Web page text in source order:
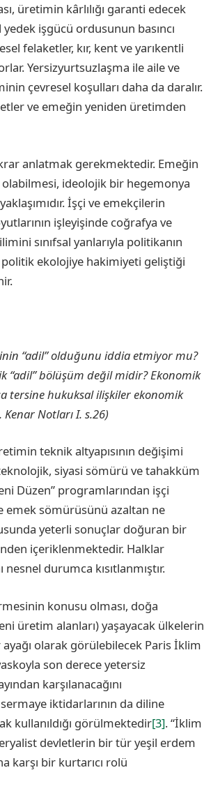
üretimin kârlılığı garanti edecek
işgücü ordusunun basıncı
felaketler, kır, kent ve yarıkentli
Yersizyurtsuzlaşma ile aile ve
çevresel koşulları daha da daralır.
ve emeğin yeniden üretimden
anlatmak gerekmektedir. Emeğin
olabilmesi, ideolojik bir hegemonya
İşçi ve emekçilerin
işleyişinde coğrafya ve
sınıfsal yanlarıyla politikanın
politik ekolojiye hakimiyeti geliştiği
“adil” olduğunu iddia etmiyor mu?
“adil” bölüşüm değil midir? Ekonomik
tersine hukuksal ilişkiler ekonomik
Notları I. s.26)
teknik altyapısının değişimi
siyasi sömürü ve tahakküm
Düzen” programlarından işçi
emek sömürüsünü azaltan ne
yeterli sonuçlar doğuran bir
içeriklenmektedir. Halklar
durumca kısıtlanmıştır.
konusu olması, doğa
üretim alanları) yaşayacak ülkelerin
olarak görülebilecek Paris İklim
son derece yetersiz
karşılanacağını
iktidarlarının da diline
kullanıldığı görülmektedir[3]. “İklim
devletlerin bir tür yeşil erdem
karşı bir kurtarıcı rolü